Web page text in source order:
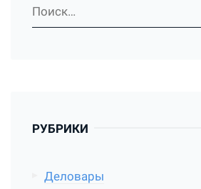
РУБРИКИ
Деловары